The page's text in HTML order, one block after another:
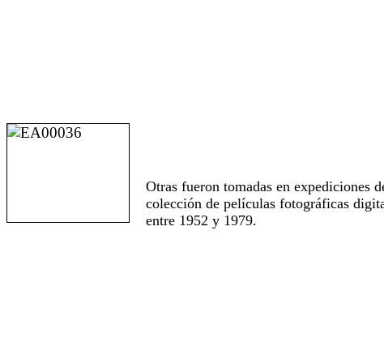
Otras fueron tomadas en expediciones
colección de películas fotográficas
entre 1952 y 1979.